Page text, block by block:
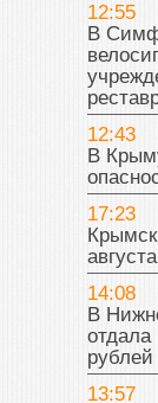
12:55
В
12:43
В
17:23
августа
14:08
В
рублей
13:57